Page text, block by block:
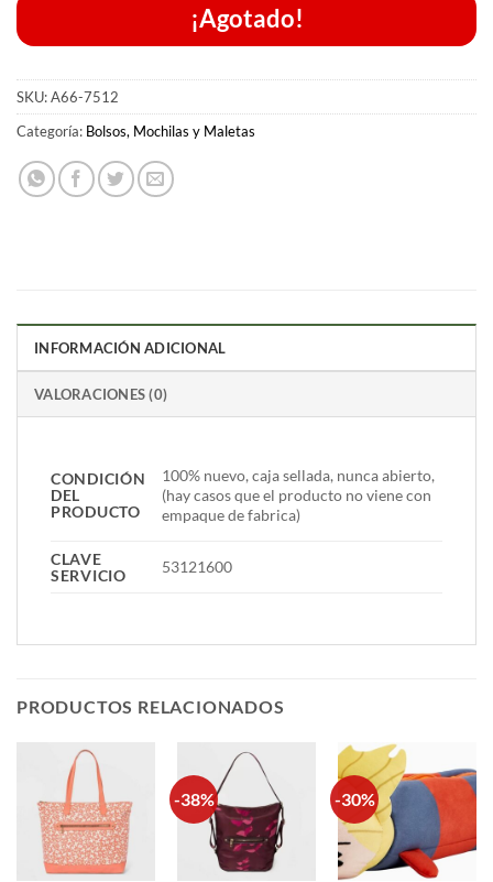
¡Agotado!
SKU:A66-7512
Categoría: Bolsos, Mochilas y Maletas
INFORMACIÓN ADICIONAL
VALORACIONES (0)
CONDICIÓN
DEL
PRODUCTO
100% nuevo, caja sellada, nunca abierto,
(hay casos que el producto no viene con
empaque de fabrica)
CLAVE
SERVICIO
53121600
PRODUCTOS RELACIONADOS
-38% -30%